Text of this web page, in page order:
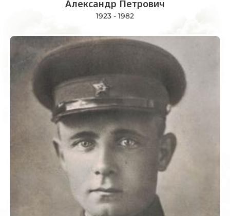
Александр Петрович
1923 - 1982